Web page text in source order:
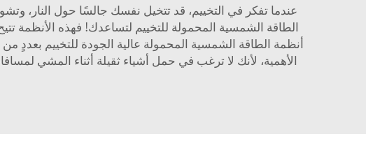
عندما تفكر في التخييم، قد تتخيل نفسك جالسًا حول النار،
الطاقة الشمسية المحمولة للتخييم لتساعدك! فهذه الأنظمة
أنظمة الطاقة الشمسية المحمولة عالية الجودة للتخييم بعددٍ
الأهمية، لأنك لا ترغب في حمل أشياء ثقيلة أثناء المشي